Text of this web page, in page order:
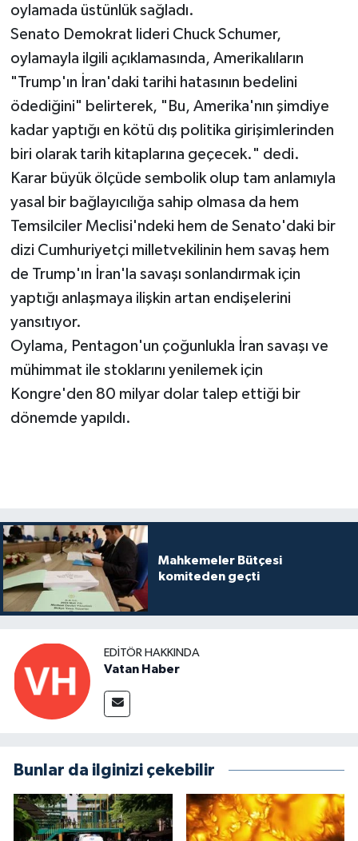
oylamada üstünlük sağladı.
Senato Demokrat lideri Chuck Schumer,
oylamayla ilgili açıklamasında, Amerikalıların
"Trump'ın İran'daki tarihi hatasının bedelini
ödediğini" belirterek, "Bu, Amerika'nın şimdiye
kadar yaptığı en kötü dış politika girişimlerinden
biri olarak tarih kitaplarına geçecek." dedi.
Karar büyük ölçüde sembolik olup tam anlamıyla
yasal bir bağlayıcılığa sahip olmasa da hem
Temsilciler Meclisi'ndeki hem de Senato'daki bir
dizi Cumhuriyetçi milletvekilinin hem savaş hem
de Trump'ın İran'la savaşı sonlandırmak için
yaptığı anlaşmaya ilişkin artan endişelerini
yansıtıyor.
Oylama, Pentagon'un çoğunlukla İran savaşı ve
mühimmat ile stoklarını yenilemek için
Kongre'den 80 milyar dolar talep ettiği bir
dönemde yapıldı.
Mahkemeler Bütçesi
komiteden geçti
EDITÖR HAKKINDA
Vatan Haber
Bunlar da ilginizi çekebilir